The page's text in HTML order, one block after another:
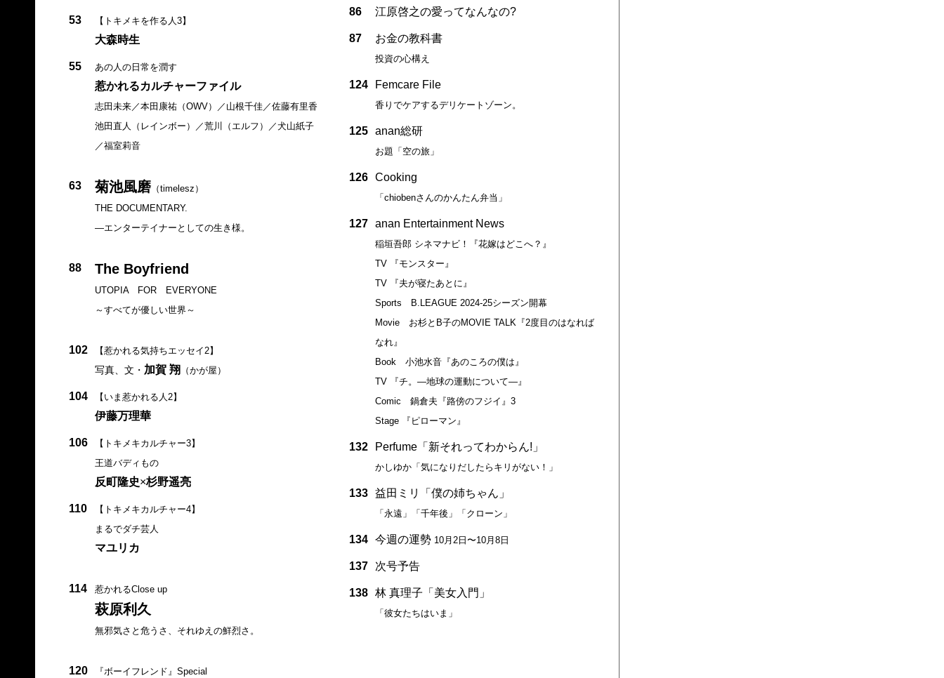
53 【トキメキを作る人3】
大森時生
55 あの人の日常を潤す
惹かれるカルチャーファイル
志田未来／本田康祐（OWV）／山根千佳／佐藤有里香
池田直人（レインボー）／荒川（エルフ）／犬山紙子
／福室莉音
63 菊池風磨（timelesz）
THE DOCUMENTARY.
—エンターテイナーとしての生き様。
88 The Boyfriend
UTOPIA FOR EVERYONE
～すべてが優しい世界～
102 【惹かれる気持ちエッセイ2】
写真、文・ 加賀 翔 （かが屋）
104 【いま惹かれる人2】
伊藤万理華
106
【トキメキカルチャー3】
王道バディもの
反町隆史×杉野遥亮
110
【トキメキカルチャー4】
まるでダチ芸人
マユリカ
114 惹かれるClose up
萩原利久
無邪気さと危うさ、それゆえの鮮烈さ。
120 『ボーイフレンド』Special
86 江原啓之の愛ってなんなの?
87 お金の教科書
投資の心構え
124 Femcare File
香りでケアするデリケートゾーン。
125 anan総研
お題「空の旅」
126 Cooking
「chiobenさんのかんたん弁当」
127 anan Entertainment News
稲垣吾郎 シネマナビ！『花嫁はどこへ？』
TV 『モンスター』
TV 『夫が寝たあとに』
Sports B.LEAGUE 2024-25シーズン開幕
Movie お杉とB子のMOVIE TALK『2度目のはなれば
なれ』
Book 小池水音『あのころの僕は』
TV 『チ。―地球の運動について―』
Comic 鍋倉夫『路傍のフジイ』3
Stage 『ピローマン』
132 Perfume「新それってわからん!」
かしゆか「気になりだしたらキリがない！」
133 益田ミリ「僕の姉ちゃん」
「永遠」「千年後」「クローン」
134 今週の運勢 10月2日〜10月8日
137 次号予告
138 林 真理子「美女入門」
「彼女たちはいま」